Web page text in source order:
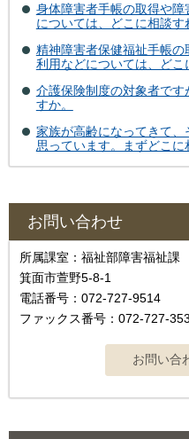
身体障害者手帳の取得や
については、どこに相談す
精神障害者保健福祉手帳
利用などについては、どこ
介護保険制度の対象者で
すか。
家族が高齢になってきて
思っています。まずどこに
お問い合わせ
所属課室：福祉部障害福祉課
箕面市萱野5-8-1
電話番号：072-727-9514
ファックス番号：072-727-